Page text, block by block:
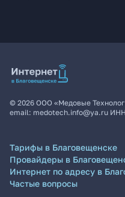
© 2026 ООО «Медовые
email: medotech.info@ya.ru
Тарифы в Благовещенске
Провайдеры в
Интернет по адресу в
Частые вопросы